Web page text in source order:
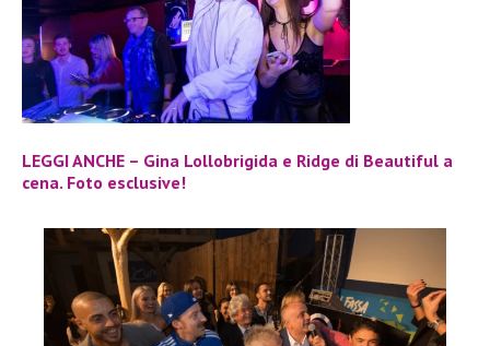
LEGGI ANCHE – Gina Lollobrigida e Ridge di Beautiful a
cena. Foto esclusive!